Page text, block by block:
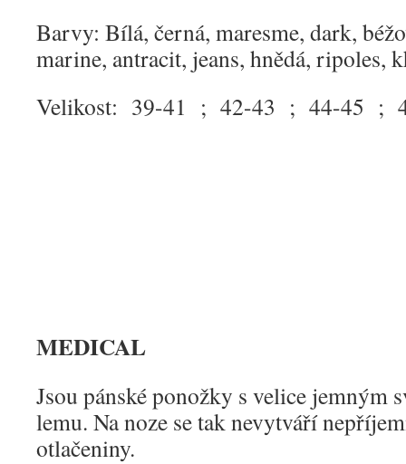
Barvy: Bílá, černá, maresme, dark,
marine, antracit, jeans, hnědá, ripoles,
Velikost: 39-41 ; 42-43 ; 44-45 ;
MEDICAL
Jsou pánské ponožky s velice jemným
lemu. Na noze se tak nevytváří
otlačeniny.